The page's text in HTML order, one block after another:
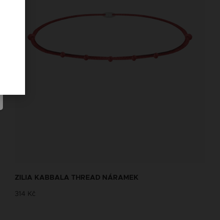
ZILIA KABBALA THREAD NÁRAMEK
314 Kč